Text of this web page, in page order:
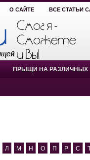
О САЙТЕ ВСЕ СТАТЬИ
ПРЫЩИ НА РАЗЛИЧНЫХ
Л М Н О П Р С